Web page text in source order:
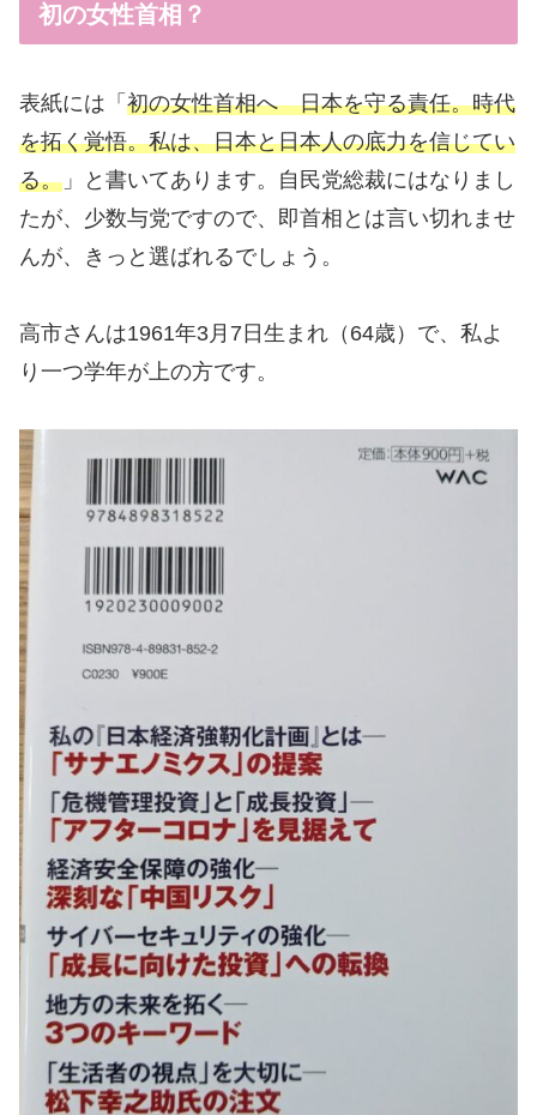
初の女性首相？
表紙には「 初の女性首相へ 日本を守る責任。時代
を拓く覚悟。私は、日本と日本人の底力を信じてい
る。 」と書いてあります。自民党総裁にはなりまし
たが、少数与党ですので、即首相とは言い切れませ
んが、きっと選ばれるでしょう。
高市さんは1961年3月7日生まれ（64歳）で、私よ
り一つ学年が上の方です。